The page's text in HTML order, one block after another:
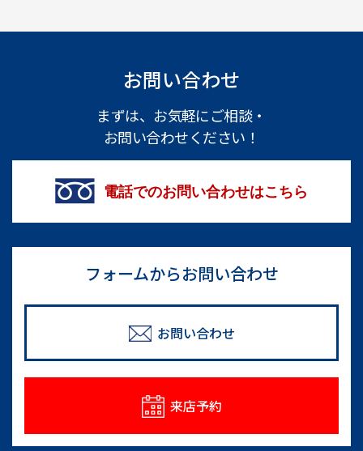
お問い合わせ
まずは、お気軽にご相談・
お問い合わせください！
電話でのお問い合わせはこちら
フォームからお問い合わせ
お問い合わせ
来店予約